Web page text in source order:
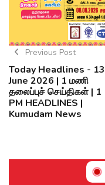
Previous Post
Today Headlines - 13
June 2026 | 1 மணி
தலைப்புச் செய்திகள் | 1
PM HEADLINES |
Kumudam News